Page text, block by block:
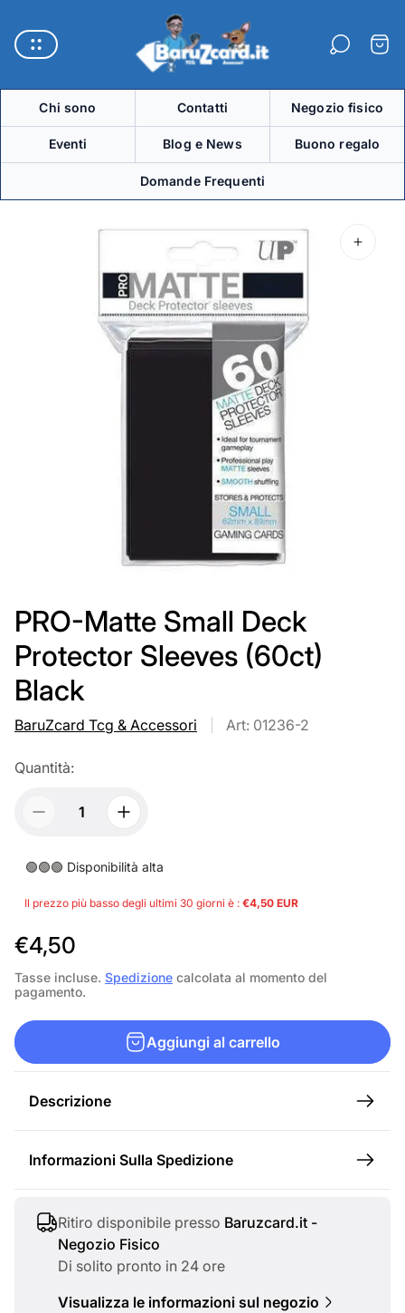
del
negozio"
Chi sono Contatti Negozio fisico
Eventi Blog e News Buono regalo
Domande Frequenti
PRO-Matte Small Deck
Protector Sleeves (60ct)
Black
BaruZcard Tcg & Accessori Art: 01236-2
Quantità:
🟢🟢🟢 Disponibilità alta
Il prezzo più basso degli ultimi 30 giorni è : €4,50 EUR
P
r
e
z
z
€4,50
Tasse incluse. Spedizione calcolata al momento del
pagamento.
Aggiungi al carrello
Descrizione
Informazioni Sulla Spedizione
Ritiro disponibile presso Baruzcard.it -
Negozio Fisico
Di solito pronto in 24 ore
Visualizza le informazioni sul negozio